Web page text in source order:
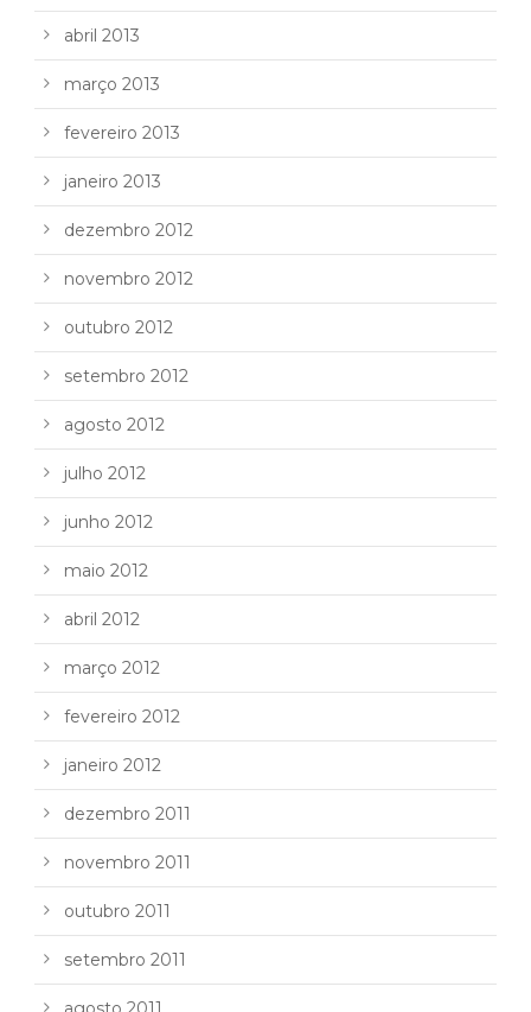
abril 2013
março 2013
fevereiro 2013
janeiro 2013
dezembro 2012
novembro 2012
outubro 2012
setembro 2012
agosto 2012
julho 2012
junho 2012
maio 2012
abril 2012
março 2012
fevereiro 2012
janeiro 2012
dezembro 2011
novembro 2011
outubro 2011
setembro 2011